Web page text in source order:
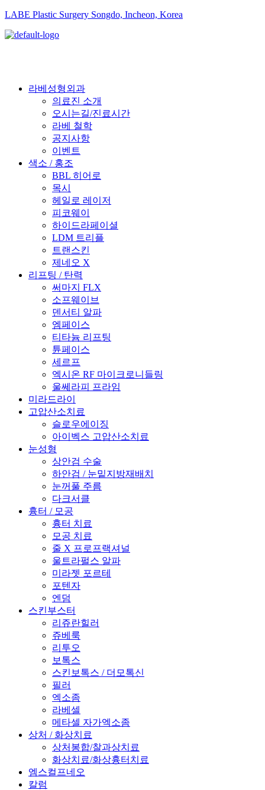
LABE Plastic Surgery Songdo, Incheon, Korea
라베성형외과
의료진 소개
오시는길/진료시간
라베 철학
공지사항
이벤트
색소 / 홍조
BBL 히어로
목시
헤일로 레이저
피코웨이
하이드라페이셜
LDM 트리플
트랜스킨
제네오 X
리프팅 / 탄력
써마지 FLX
소프웨이브
덴서티 알파
엠페이스
티타늄 리프팅
튠페이스
세르프
엑시온 RF 마이크로니들링
울쎄라피 프라임
미라드라이
고압산소치료
슬로우에이징
아이벡스 고압산소치료
눈성형
상안검 수술
하안검 / 눈밑지방재배치
눈꺼풀 주름
다크서클
흉터 / 모공
흉터 치료
모공 치료
줄 X 프로프랙셔널
울트라펄스 알파
미라젯 포르테
포텐자
엔덤
스킨부스터
리쥬란힐러
쥬베룩
리투오
보톡스
스킨보톡스 / 더모톡신
필러
엑소좀
라베셀
메타셀 자가엑소좀
상처 / 화상치료
상처봉합/찰과상치료
화상치료/화상흉터치료
엠스컬프네오
칼럼